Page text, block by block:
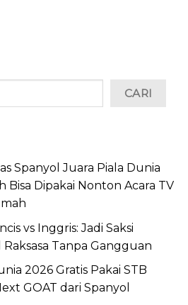
CARI
Spanyol Juara Piala Dunia
Bisa Dipakai Nonton Acara TV
vs Inggris: Jadi Saksi
Tanpa Gangguan
2026 Gratis Pakai STB
GOAT dari Spanyol